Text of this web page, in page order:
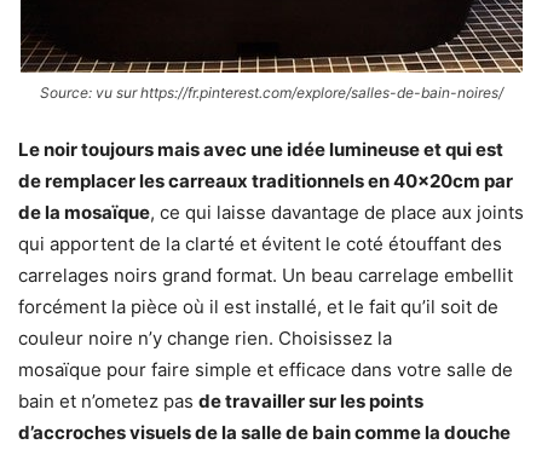
Source: vu sur https://fr.pinterest.com/explore/salles-de-bain-noires/
Le noir toujours mais avec une idée lumineuse et qui est
de remplacer les carreaux traditionnels en 40x20cm par
de la mosaïque, ce qui laisse davantage de place aux joints
qui apportent de la clarté et évitent le coté étouffant des
carrelages noirs grand format. Un beau carrelage embellit
forcément la pièce où il est installé, et le fait qu’il soit de
couleur noire n’y change rien. Choisissez la
mosaïque pour faire simple et efficace dans votre salle de
bain et n’ometez pas de travailler sur les points
d’accroches visuels de la salle de bain comme la douche